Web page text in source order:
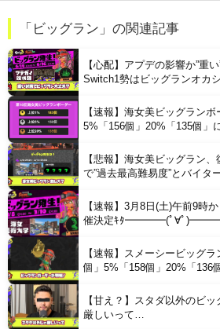
【衝撃】 「かわいい虫」ランキング、つ
Powered by livedoor 相互RSS
「ビッグラン」の関連記事
【心配】アプデの影響か”重
Switch1勢はビッグランオカ
【速報】海女美ビッグラン
5%「156個」20%「135個
【悲報】海女美ビッグラン
で”過去最高難易度”とバイタ
【速報】3月8日(土)午前9時
催決定ｷﾀ━━━━(ﾟ∀ﾟ
【速報】スメーシービッグ
個」5%「158個」20%「136
【甘え？】スタダ以外のビ
厳しいって…